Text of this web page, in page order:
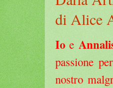
di Alice
Io e
passione
nostro